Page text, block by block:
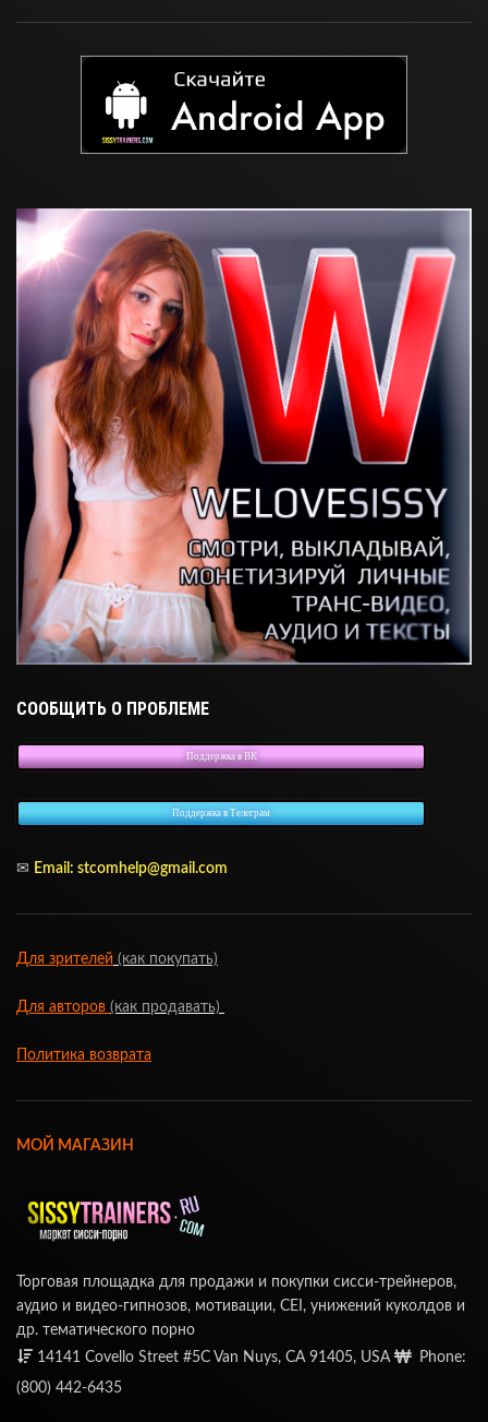
СООБЩИТЬ О ПРОБЛЕМЕ
Поддержка в ВК
Поддержка в Телеграм
✉ Email: stcomhelp@gmail.com
Для зрителей (как покупать)
Для авторов (как продавать)
Политика возврата
МОЙ МАГАЗИН
Торговая площадка для продажи и покупки сисси-трейнеров,
аудио и видео-гипнозов, мотивации, CEI, унижений куколдов и
др. тематического порно
14141 Covello Street #5C Van Nuys, CA 91405, USA
Phone:
(800) 442-6435